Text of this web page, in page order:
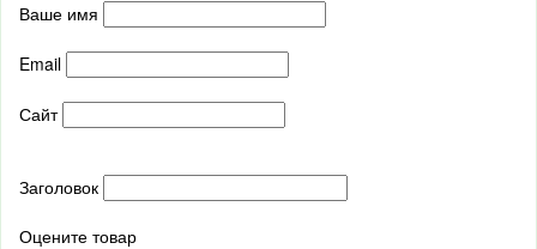
Ваше имя
Email
Сайт
Заголовок
Оцените товар